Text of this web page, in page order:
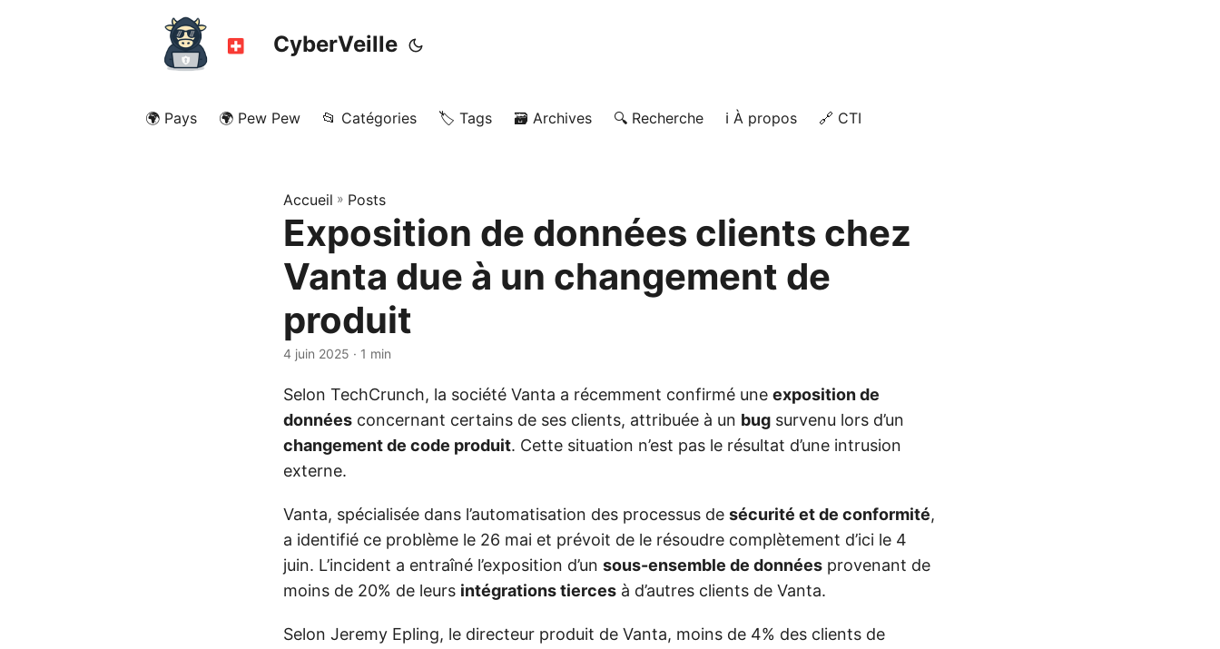
CyberVeille
🌍 Pays 🌍 Pew Pew 📂 Catégories 🏷️ Tags 🗃️ Archives 🔍 Recherche ℹ️ À propos 🔗 CTI
Accueil » Posts
Exposition de données clients chez
Vanta due à un changement de
produit
4 juin 2025 · 1 min
Selon TechCrunch, la société Vanta a récemment confirmé une exposition de
données concernant certains de ses clients, attribuée à un bug survenu lors d’un
changement de code produit. Cette situation n’est pas le résultat d’une intrusion
externe.
Vanta, spécialisée dans l’automatisation des processus de sécurité et de conformité,
a identifié ce problème le 26 mai et prévoit de le résoudre complètement d’ici le 4
juin. L’incident a entraîné l’exposition d’un sous-ensemble de données provenant de
moins de 20% de leurs intégrations tierces à d’autres clients de Vanta.
Selon Jeremy Epling, le directeur produit de Vanta, moins de 4% des clients de